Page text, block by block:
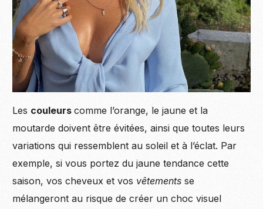
Les couleurscomme l’orange, le jaune et la
moutarde doivent être évitées, ainsi que toutes leurs
variations qui ressemblent au soleil et à l’éclat. Par
exemple, si vous portez du jaune tendance cette
saison, vos cheveux et vos vêtementsse
mélangeront au risque de créer un choc visuel